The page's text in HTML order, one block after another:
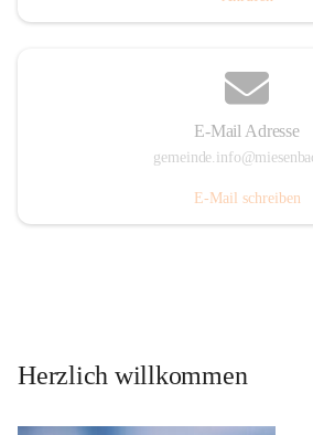
E-Mail Adresse
E-Mail schreiben
Herzlich willkommen